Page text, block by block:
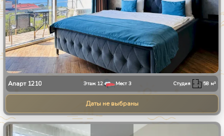
Апарт 1210 Этаж 12 Мест 3 Студия 58 м²
Даты не выбраны